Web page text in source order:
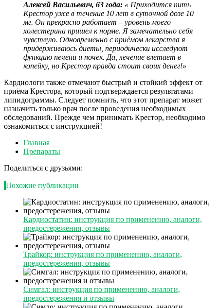
Алексей Васильевич, 63 года: « Приходится пить
Крестор уже в течение 10 лет в суточной дозе 10
мг. Он прекрасно работает – уровень моего
холестерина пришел к норме. Я замечательно себя
чувствую. Одновременно с приёмом лекарства я
придерживаюсь диеты, периодически исследуют
функцию печени и почек. Да, лечение влетает в
копейку, но Крестор правда стоит своих денег!»
Кардиологи также отмечают быстрый и стойкий эффект от
приёма Крестора, который подтверждается результатами
липидограммы. Следует помнить, что этот препарат может
назначить только врач после проведения необходимых
обследований. Прежде чем принимать Крестор, необходимо
ознакомиться с инструкцией!
Главная
Препараты
Поделиться с друзьями:
Похожие публикации
Кардиостатин: инструкция по применению, аналоги,
предостережения, отзывы
Трайкор: инструкция по применению, аналоги,
предостережения, отзывы
Симгал: инструкция по применению, аналоги,
предостережения и отзывы